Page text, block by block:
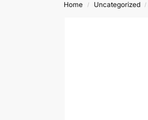
Home / Uncategorized /